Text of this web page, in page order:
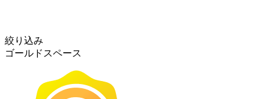
絞り込み
ゴールドスペース